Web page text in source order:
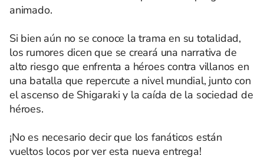
animado.
Si bien aún no se conoce la trama en su totalidad,
los rumores dicen que se creará una narrativa de
alto riesgo que enfrenta a héroes contra villanos en
una batalla que repercute a nivel mundial, junto con
el ascenso de Shigaraki y la caída de la sociedad de
héroes.
¡No es necesario decir que los fanáticos están
vueltos locos por ver esta nueva entrega!